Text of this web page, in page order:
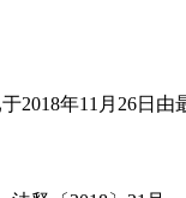
年11月26日